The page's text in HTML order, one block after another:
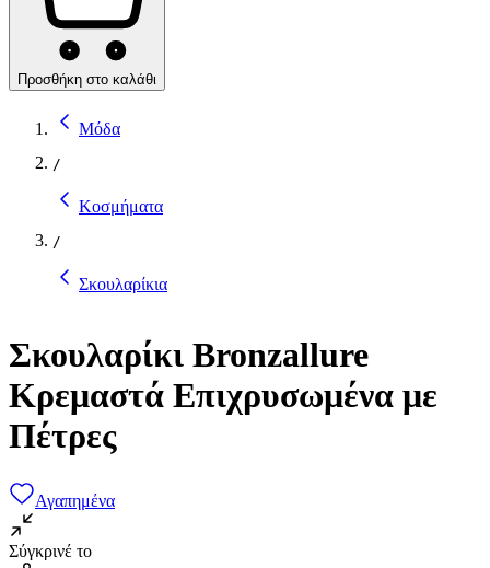
Προσθήκη στο καλάθι
Μόδα
/
Κοσμήματα
/
Σκουλαρίκια
Σκουλαρίκι Bronzallure
Κρεμαστά Επιχρυσωμένα με
Πέτρες
Αγαπημένα
Σύγκρινέ το